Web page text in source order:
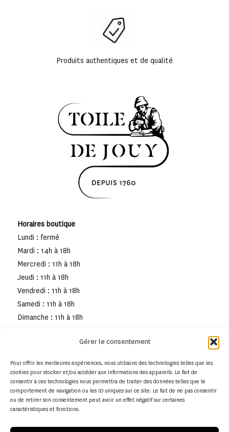
Gérer le consentement
Pour offrir les meilleures expériences, nous utilisons des technologies telles que les
cookies pour stocker et/ou accéder aux informations des appareils. Le fait de
consentir à ces technologies nous permettra de traiter des données telles que le
comportement de navigation ou les ID uniques sur ce site. Le fait de ne pas consentir
ou de retirer son consentement peut avoir un effet négatif sur certaines
caractéristiques et fonctions.
Produits authentiques et de qualité
Horaires boutique
Lundi : fermé
Mardi : 14h à 18h
Mercredi : 11h à 18h
Jeudi : 11h à 18h
Vendredi : 11h à 18h
Samedi : 11h à 18h
Dimanche : 11h à 18h